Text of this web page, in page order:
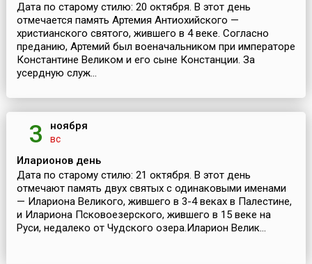
Дата по старому стилю: 20 октября. В этот день
отмечается память Артемия Антиохийского —
христианского святого, жившего в 4 веке. Согласно
преданию, Артемий был военачальником при императоре
Константине Великом и его сыне Констанции. За
усердную служ...
3 ноября
вс
Иларионов день
Дата по старому стилю: 21 октября. В этот день
отмечают память двух святых с одинаковыми именами
— Илариона Великого, жившего в 3-4 веках в Палестине,
и Илариона Псковоезерского, жившего в 15 веке на
Руси, недалеко от Чудского озера.Иларион Велик...